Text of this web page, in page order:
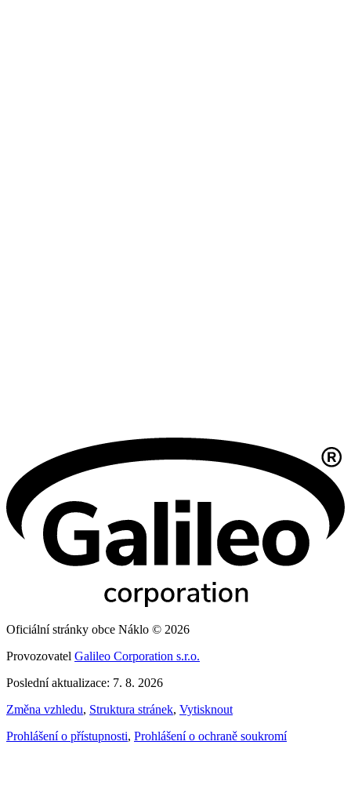
Oficiální stránky obce Náklo © 2026
Provozovatel Galileo Corporation s.r.o.
Poslední aktualizace: 7. 8. 2026
Změna vzhledu, Struktura stránek, Vytisknout
Prohlášení o přístupnosti, Prohlášení o ochraně soukromí